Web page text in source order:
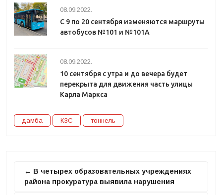
08.09.2022.
С 9 по 20 сентября изменяются маршруты
автобусов №101 и №101А
08.09.2022.
10 сентября с утра и до вечера будет
перекрыта для движения часть улицы
Карла Маркса
дамба КЗС тоннель
← В четырех образовательных учреждениях
района прокуратура выявила нарушения